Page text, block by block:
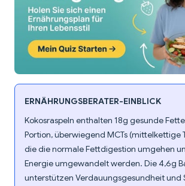
ERNÄHRUNGSBERATER-EINBLICK
Kokosraspeln enthalten 18g gesunde
Portion, überwiegend MCTs (mittelkettige
die die normale Fettdigestion umgehen
Energie umgewandelt werden. Die 4,6g
unterstützen Verdauungsgesundheit und